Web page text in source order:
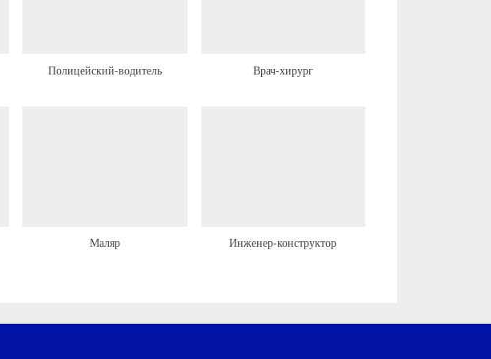
а
Полицейский-водитель Врач-хирург
Маляр Инженер-конструктор